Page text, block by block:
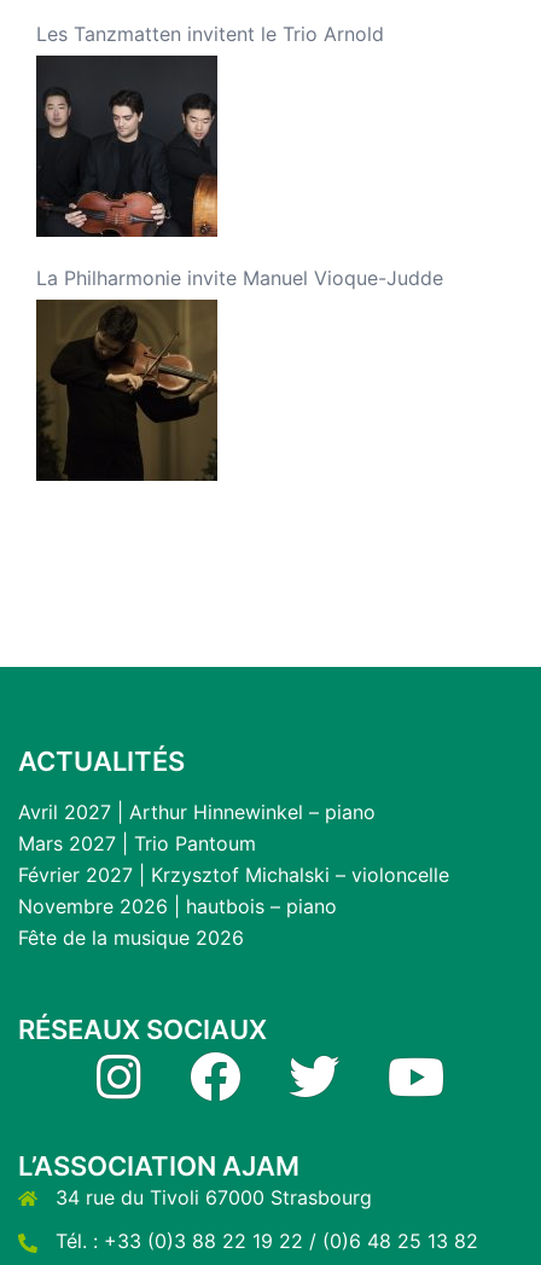
Les Tanzmatten invitent le Trio Arnold
La Philharmonie invite Manuel Vioque-Judde
ACTUALITÉS
Avril 2027 | Arthur Hinnewinkel – piano
Mars 2027 | Trio Pantoum
Février 2027 | Krzysztof Michalski – violoncelle
Novembre 2026 | hautbois – piano
Fête de la musique 2026
RÉSEAUX SOCIAUX
Instagram Facebook Twitter
L’ASSOCIATION AJAM
34 rue du Tivoli 67000 Strasbourg
Tél. : +33 (0)3 88 22 19 22 / (0)6 48 25 13 82